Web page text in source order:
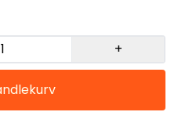
søyleformet sky
kjole, grønne sko med
vinger.
et
samlerobjekt og ikke et leketøy Høyde 35,5 cm
+